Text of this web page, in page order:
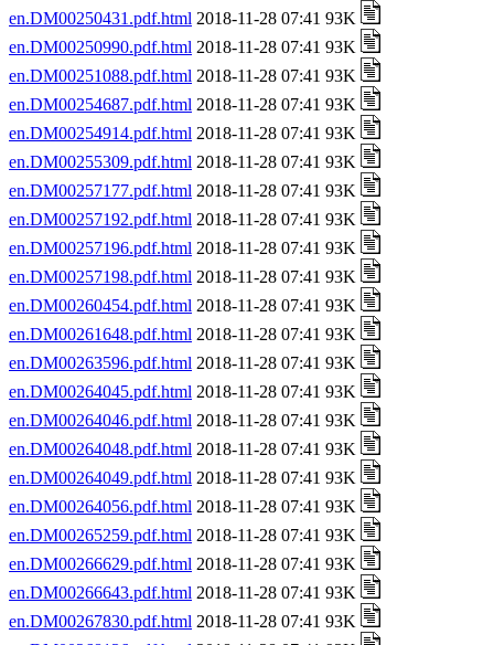
en.DM00250431.pdf.html 2018-11-28 07:41 93K
en.DM00250990.pdf.html 2018-11-28 07:41 93K
en.DM00251088.pdf.html 2018-11-28 07:41 93K
en.DM00254687.pdf.html 2018-11-28 07:41 93K
en.DM00254914.pdf.html 2018-11-28 07:41 93K
en.DM00255309.pdf.html 2018-11-28 07:41 93K
en.DM00257177.pdf.html 2018-11-28 07:41 93K
en.DM00257192.pdf.html 2018-11-28 07:41 93K
en.DM00257196.pdf.html 2018-11-28 07:41 93K
en.DM00257198.pdf.html 2018-11-28 07:41 93K
en.DM00260454.pdf.html 2018-11-28 07:41 93K
en.DM00261648.pdf.html 2018-11-28 07:41 93K
en.DM00263596.pdf.html 2018-11-28 07:41 93K
en.DM00264045.pdf.html 2018-11-28 07:41 93K
en.DM00264046.pdf.html 2018-11-28 07:41 93K
en.DM00264048.pdf.html 2018-11-28 07:41 93K
en.DM00264049.pdf.html 2018-11-28 07:41 93K
en.DM00264056.pdf.html 2018-11-28 07:41 93K
en.DM00265259.pdf.html 2018-11-28 07:41 93K
en.DM00266629.pdf.html 2018-11-28 07:41 93K
en.DM00266643.pdf.html 2018-11-28 07:41 93K
en.DM00267830.pdf.html 2018-11-28 07:41 93K